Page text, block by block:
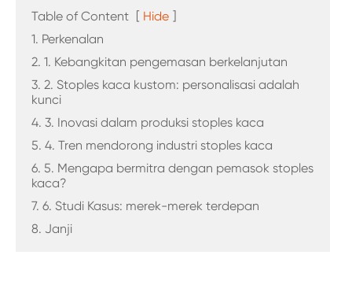
Table of Content [ Hide ]
1. Perkenalan
2. 1. Kebangkitan pengemasan berkelanjutan
3. 2. Stoples kaca kustom: personalisasi adalah
kunci
4. 3. Inovasi dalam produksi stoples kaca
5. 4. Tren mendorong industri stoples kaca
6. 5. Mengapa bermitra dengan pemasok stoples
kaca?
7. 6. Studi Kasus: merek-merek terdepan
8. Janji